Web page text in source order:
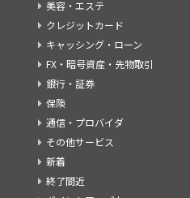
美容・エステ
クレジットカード
キャッシング・ローン
FX・暗号資産・先物取引
銀行・証券
保険
通信・プロバイダ
その他サービス
新着
終了間近